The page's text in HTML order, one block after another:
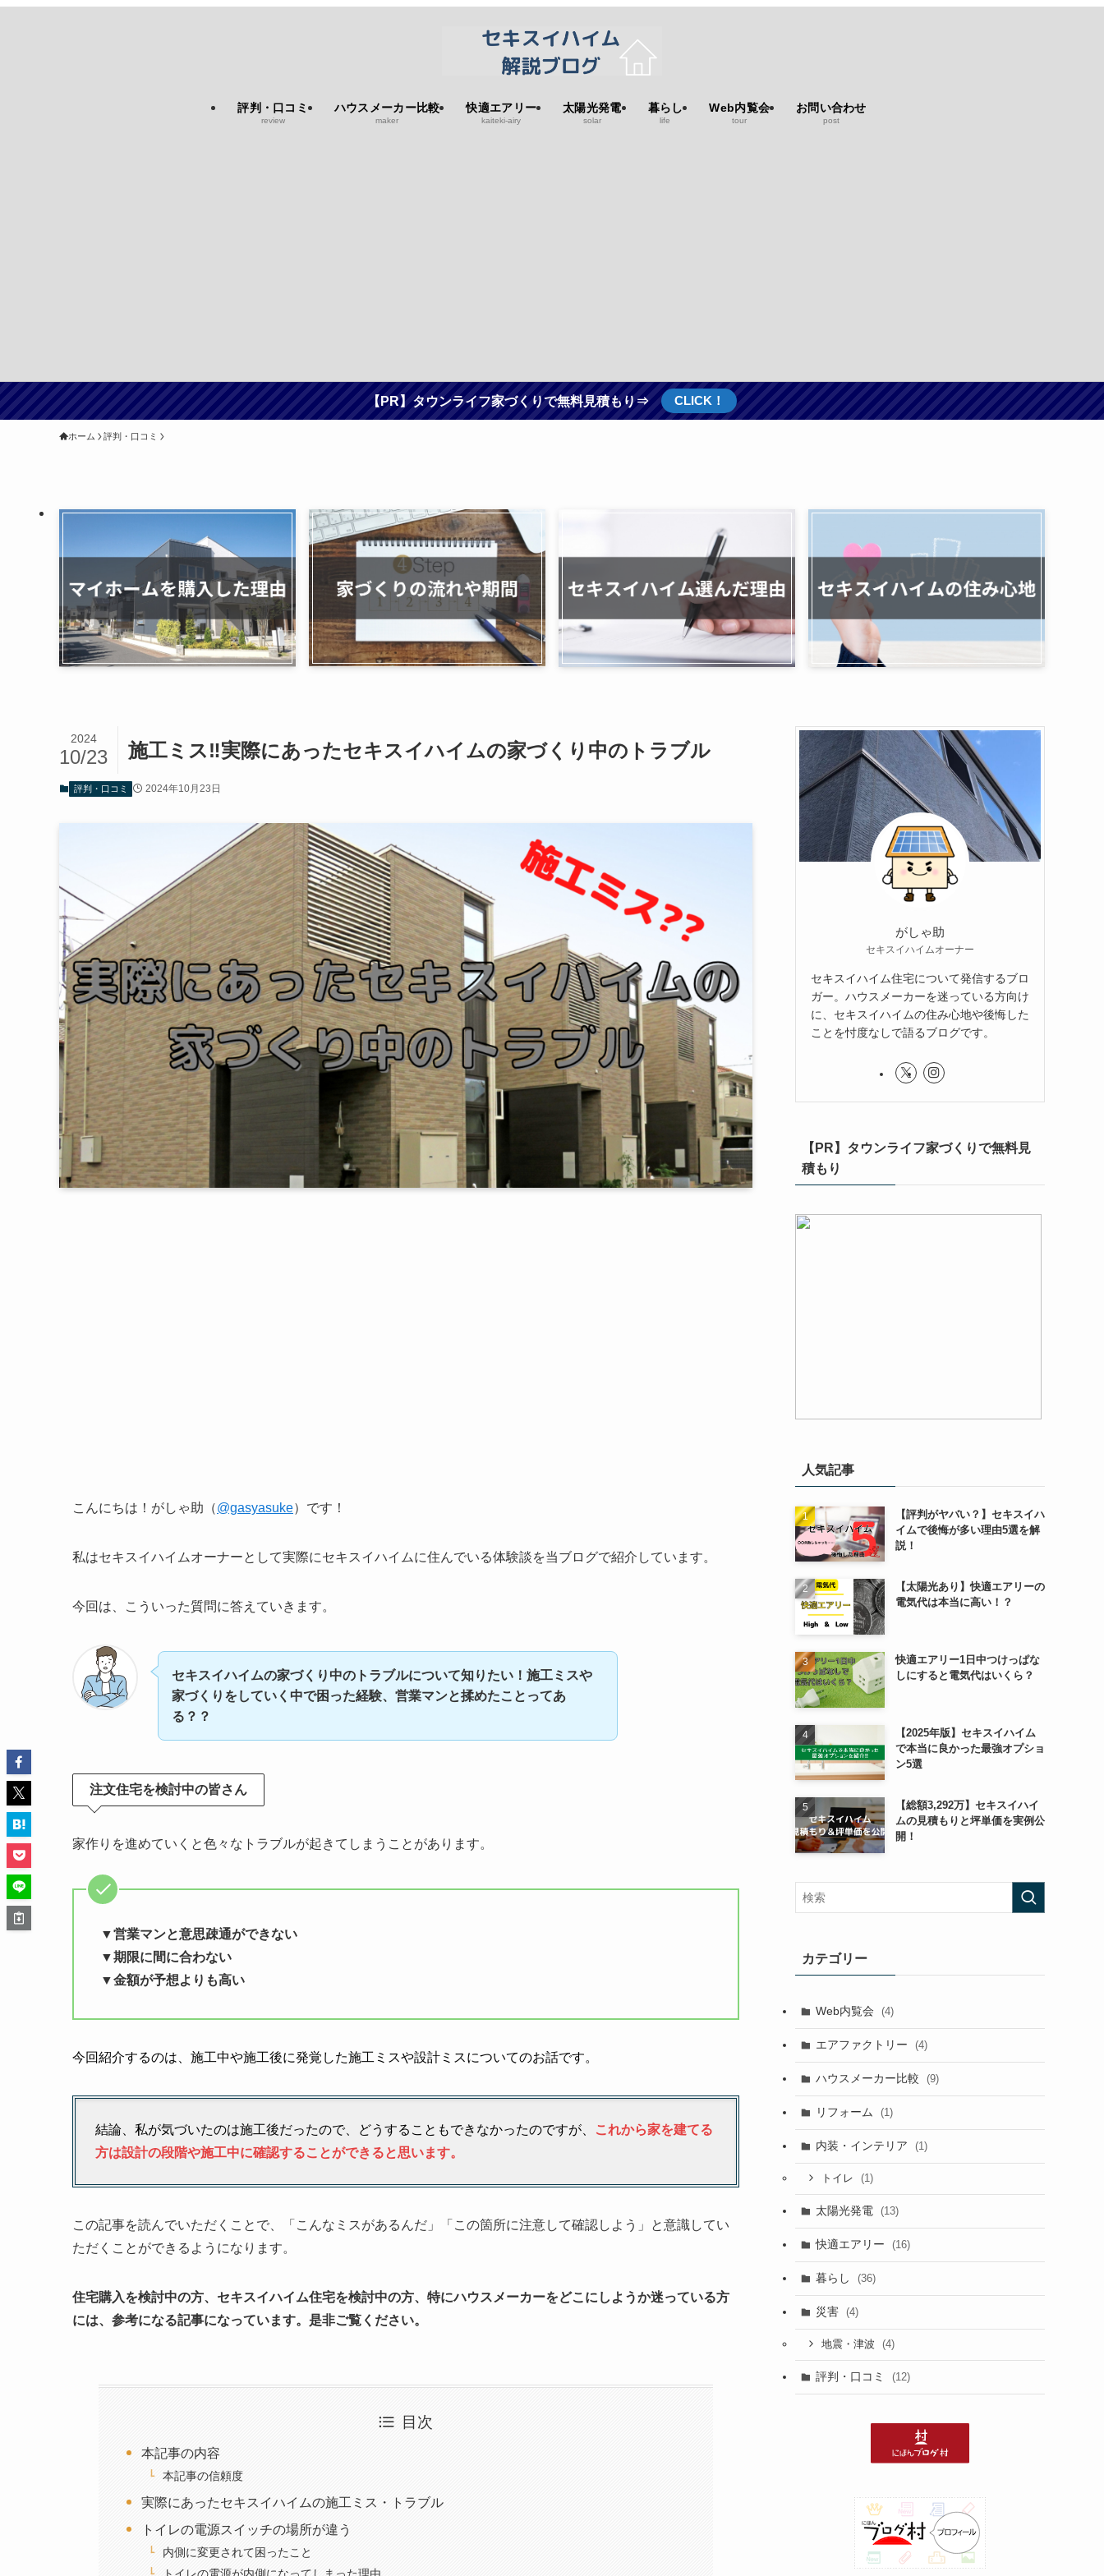
評判・口コミ
review
ハウスメーカー比較
maker
快適エアリー
kaiteki-airy
太陽光発電
solar
暮らし
life
Web内覧会
tour
お問い合わせ
post
【PR】タウンライフ家づくりで無料見積もり⇒ CLICK！
ホーム 評判・口コミ
施工ミス‼実際にあったセキスイハイムの家づくり中のトラブル
2024
10/23
評判・口コミ 2024年10月23日
こんにちは！がしゃ助（@gasyasuke）です！
私はセキスイハイムオーナーとして実際にセキスイハイムに住んでいる体験談を当ブログで紹介しています。
今回は、こういった質問に答えていきます。
セキスイハイムの家づくり中のトラブルについて知りたい！施工ミスや
家づくりをしていく中で困った経験、営業マンと揉めたことってあ
る？？
注文住宅を検討中の皆さん
家作りを進めていくと色々なトラブルが起きてしまうことがあります。
▼営業マンと意思疎通ができない
▼期限に間に合わない
▼金額が予想よりも高い
今回紹介するのは、 施工中や施工後に発覚した施工ミスや設計ミスについてのお話です。
結論、私が気づいたのは施工後だったので、どうすることもできなかったのですが、
これから家を建てる
方は設計の段階や施工中に確認することができると思います。
この記事を読んでいただくことで、「こんなミスがあるんだ」「この箇所に注意して確認しよう」と意識してい
ただくことができるようになります。
住宅購入を検討中の方、セキスイハイム住宅を検討中の方、特にハウスメーカーをどこにしようか迷っている方
には、参考になる記事になっています。是非ご覧ください。
目次
本記事の内容
本記事の信頼度
実際にあったセキスイハイムの施工ミス・トラブル
トイレの電源スイッチの場所が違う
内側に変更されて困ったこと
がしゃ助
セキスイハイムオーナー
セキスイハイム住宅について発信するブロ
ガー。ハウスメーカーを迷っている方向け
に、セキスイハイムの住み心地や後悔した
ことを忖度なしで語るブログです。
【PR】タウンライフ家づくりで無料見
積もり
人気記事
【評判がヤバい？】セキスイハ
イムで後悔が多い理由5選を解
説！
【太陽光あり】快適エアリーの
電気代は本当に高い！？
快適エアリー1日中つけっぱな
しにすると電気代はいくら？
【2025年版】セキスイハイム
で本当に良かった最強オプショ
ン5選
【総額3,292万】セキスイハイ
ムの見積もりと坪単価を実例公
開！
カテゴリー
Web内覧会 (4)
エアファクトリー (4)
ハウスメーカー比較 (9)
リフォーム (1)
内装・インテリア (1)
トイレ (1)
太陽光発電 (13)
快適エアリー (16)
暮らし (36)
災害 (4)
地震・津波 (4)
評判・口コミ (12)